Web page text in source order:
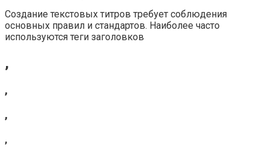
Создание текстовых титров требует соблюдения
основных правил и стандартов. Наиболее часто
используются теги заголовков
,
,
,
,